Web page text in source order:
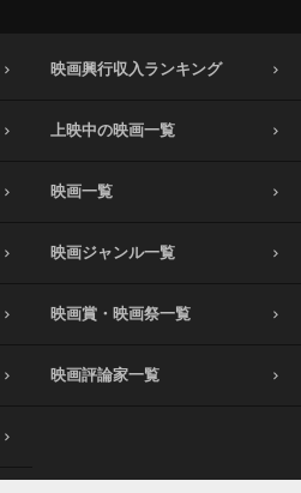
映画興行収入ランキング
上映中の映画一覧
映画一覧
映画ジャンル一覧
映画賞・映画祭一覧
映画評論家一覧